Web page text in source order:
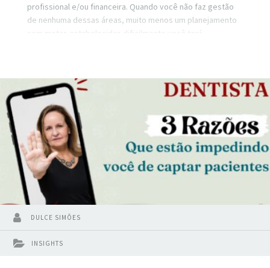
profissional e/ou financeira. Quando você não faz gestão
de nenhuma dessas áreas, muito menos um planejamento
com metas estabelecidas dificilmente você terá
INSIGHTS
DULCE SIMÕES